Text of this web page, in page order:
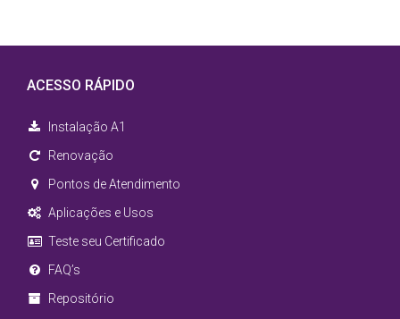
ACESSO RÁPIDO
Instalação A1
Renovação
Pontos de Atendimento
Aplicações e Usos
Teste seu Certificado
FAQ’s
Repositório